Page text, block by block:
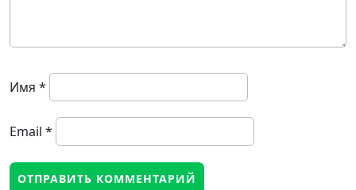
Имя *
Email *